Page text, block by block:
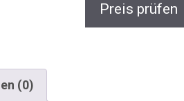
Preis prüfen
(0)